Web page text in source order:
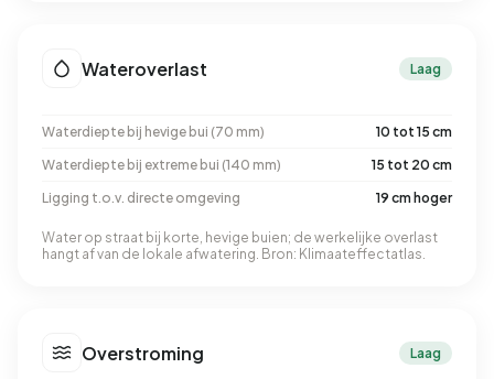
Wateroverlast Laag
Waterdiepte bij hevige bui (70 mm)
10 tot 15 cm
Waterdiepte bij extreme bui (140 mm)
15 tot 20 cm
Ligging t.o.v. directe omgeving
19 cm hoger
Water op straat bij korte, hevige buien; de werkelijke overlast
hangt af van de lokale afwatering. Bron: Klimaateffectatlas.
Overstroming Laag